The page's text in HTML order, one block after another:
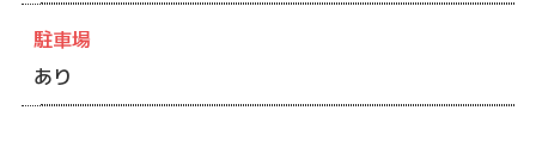
駐車場
あり